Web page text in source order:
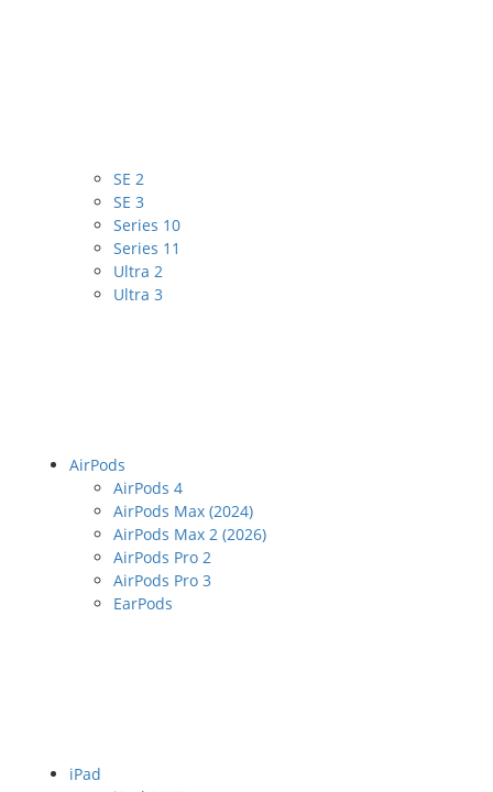
SE 2
SE 3
Series 10
Series 11
Ultra 2
Ultra 3
AirPods
AirPods 4
AirPods Max (2024)
AirPods Max 2 (2026)
AirPods Pro 2
AirPods Pro 3
EarPods
iPad